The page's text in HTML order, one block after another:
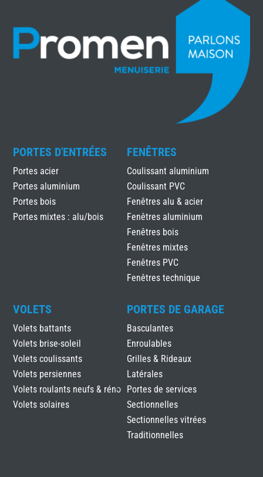
PORTES D'ENTRÉES
Portes acier
Portes aluminium
Portes bois
Portes mixtes : alu/bois
FENÊTRES
Coulissant aluminium
Coulissant PVC
Fenêtres alu & acier
Fenêtres aluminium
Fenêtres bois
Fenêtres mixtes
Fenêtres PVC
Fenêtres technique
VOLETS
Volets battants
Volets brise-soleil
Volets coulissants
Volets persiennes
Volets roulants neufs & réno
Volets solaires
PORTES DE GARAGE
Basculantes
Enroulables
Grilles & Rideaux
Latérales
Portes de services
Sectionnelles
Sectionnelles vitrées
Traditionnelles